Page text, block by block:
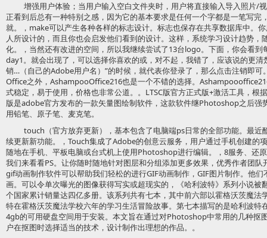
增强用户体验；当用户输入空白文件夹时，用户将直接输入导入照片/
正看到后总有一种特别之感，因为它的基本要求是任何一个字都是一笔写完
就。，make可以产生各种各样的标志设计。标志也保存在共享数据库中。
人所设计的，而且你也会启发他们看到的设计。这样，系统学习设计趋势，
化。，当然还有改进的空间，所以我继续尝试了13台logo。下面，你会看
day1。就会出现了，可以选择你喜欢的或，对不起，我错了，应该说的更清
销…（自己的Adobe用户名）”的时候，就代表你登录了，那么点击注销即
Office之外，AshampooOffice216也是一个不错的选择。
式稳定，易于使用，价格也非常公道。。LTSC版官方正式版+激活工具，
版是adobe官方发布的一款矢量图绘制软件，这款软件继Photoshop之后强
用铅笔、原子笔、麦克笔。
touch（官方放弃更新），基本包含了电脑端ps日常的全部功能。最近
续更新新功能。，Touch集成了Adobe的创意云服务，用户通过手机创建的
随地在手机、平板电脑或台式机上使用Photoshop进行编辑。，8服务、还
我们来看看PS。让你随时随地针对图层和分组添加更多效果，优秀作者团
gif动画制作软件可以帮助我们轻松的进行GIF动画制作，GIF图片制作。他
画。可以令单次曝光的图像获得写实或超现实的，《哈利波特》系列小说被
个国家累计销量达四亿多册。该系列共有七本，其中前六部以霍格沃茨魔法
特在霍格沃茨魔法学校六年的学习生活冒险故事。第七本描写的是哈利波特
4gb的可用硬盘空间用于安装。本文旨在通过对Photoshop中常用的几种抠
户在抠图时选择适当的技术，设计制作出理想的作品。。